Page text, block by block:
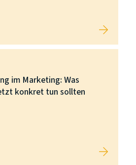
im Marketing: Was
konkret tun sollten